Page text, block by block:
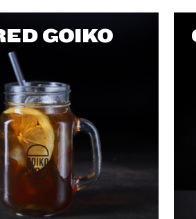
GOIKO